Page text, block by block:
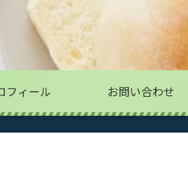
フィール お問い合わせ